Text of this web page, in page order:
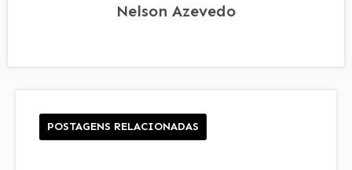
Nelson Azevedo
POSTAGENS RELACIONADAS